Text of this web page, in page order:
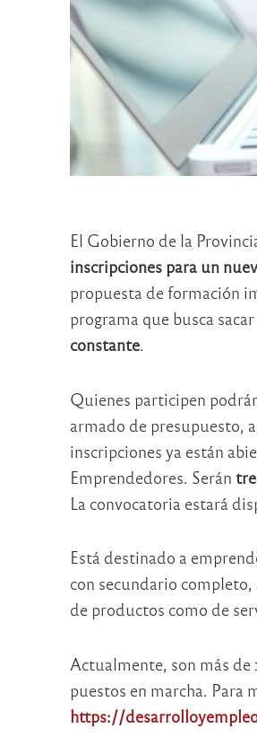
El Gobierno de la
inscripciones para un
propuesta de formación
programa que busca
constante.
Quienes participen
armado de presupuesto,
inscripciones ya están
Emprendedores. Serán
La convocatoria estará
Está destinado a
con secundario
de productos como de
Actualmente, son más
puestos en marcha. Para
https://